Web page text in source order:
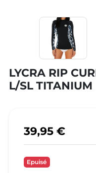
LYCRA RIP
L/SL TITANIUM
39,95 €
Epuisé